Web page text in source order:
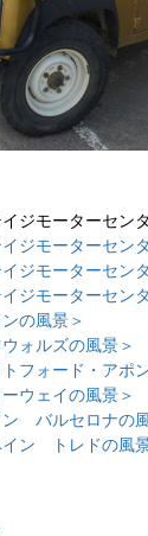
ジモーターセン
ジモーターセン
ジモーターセン
ジモーターセン
の風景＞
ォルズの風景＞
フォード・アポ
ウェイの風景＞
バルセロナの
ン トレドの風